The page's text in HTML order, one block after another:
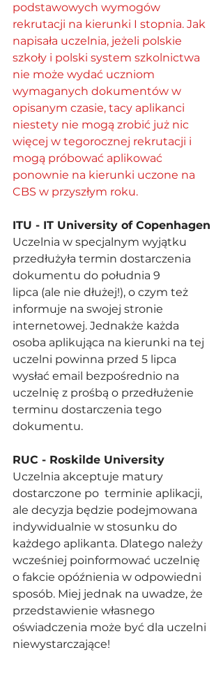
podstawowych wymogów
rekrutacji na kierunki I stopnia. Jak
napisała uczelnia, jeżeli polskie
szkoły i polski system szkolnictwa
nie może wydać uczniom
wymaganych dokumentów w
opisanym czasie, tacy aplikanci
niestety nie mogą zrobić już nic
więcej w tegorocznej rekrutacji i
mogą próbować aplikować
ponownie na kierunki uczone na
CBS w przyszłym roku.
ITU - IT University of Copenhagen
Uczelnia w specjalnym wyjątku
przedłużyła termin dostarczenia
dokumentu do południa 9
lipca (ale nie dłużej!), o czym też
informuje na swojej stronie
internetowej. Jednakże każda
osoba aplikująca na kierunki na tej
uczelni powinna przed 5 lipca
wysłać email bezpośrednio na
uczelnię z prośbą o przedłużenie
terminu dostarczenia tego
dokumentu.
RUC - Roskilde University
Uczelnia akceptuje matury
dostarczone po  terminie aplikacji,
ale decyzja będzie podejmowana
indywidualnie w stosunku do
każdego aplikanta. Dlatego należy
wcześniej poinformować uczelnię
o fakcie opóźnienia w odpowiedni
sposób. Miej jednak na uwadze, że
przedstawienie własnego
oświadczenia może być dla uczelni
niewystarczające!